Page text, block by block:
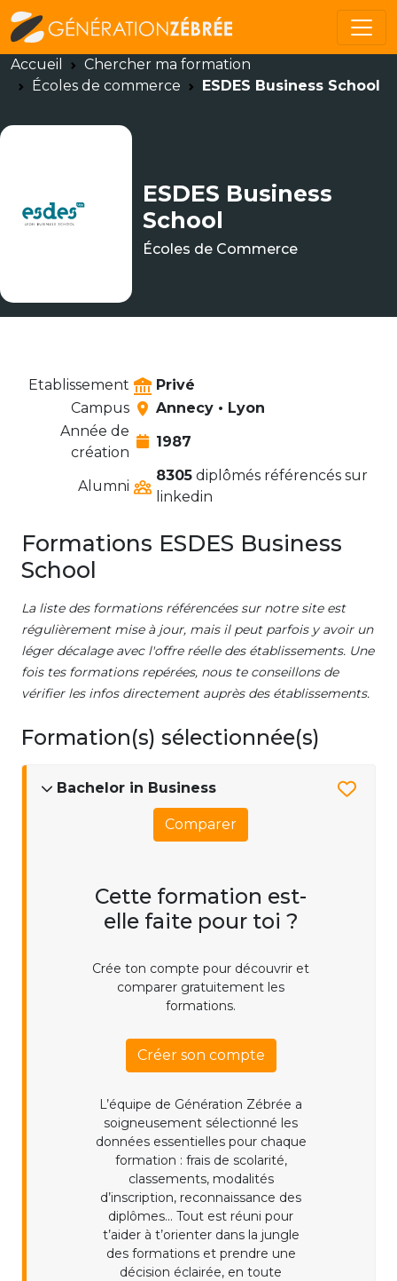
Accueil
Chercher ma formation
Écoles de commerce
ESDES Business School
ESDES Business
School
Écoles de Commerce
Etablissement
Privé
Campus
Annecy • Lyon
Année de
création
1987
Alumni
8305 diplômés référencés sur
linkedin
Formations ESDES Business
School
La liste des formations référencées sur notre site est
régulièrement mise à jour, mais il peut parfois y avoir un
léger décalage avec l'offre réelle des établissements. Une
fois tes formations repérées, nous te conseillons de
vérifier les infos directement auprès des établissements.
Formation(s) sélectionnée(s)
Bachelor in Business
Comparer
Cette formation est-
elle faite pour toi ?
Crée ton compte pour découvrir et
comparer gratuitement les
formations.
Créer son compte
L’équipe de Génération Zébrée a
soigneusement sélectionné les
données essentielles pour chaque
formation : frais de scolarité,
classements, modalités
d’inscription, reconnaissance des
diplômes... Tout est réuni pour
t’aider à t’orienter dans la jungle
des formations et prendre une
décision éclairée, en toute